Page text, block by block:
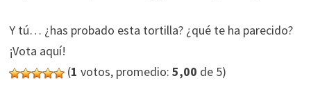
Y tú… ¿has probado esta tortilla? ¿qué te ha parecido?
¡Vota aquí!
(1 votos, promedio: 5,00 de 5)